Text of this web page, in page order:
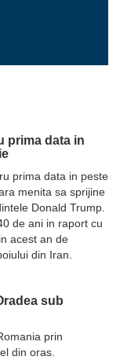
prima data in
prima data in peste
menita sa sprijine
Donald Trump.
de ani in raport cu
acest an de
din Iran.
sub
prin
din oras.